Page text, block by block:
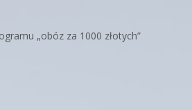
„obóz za 1000 złotych”